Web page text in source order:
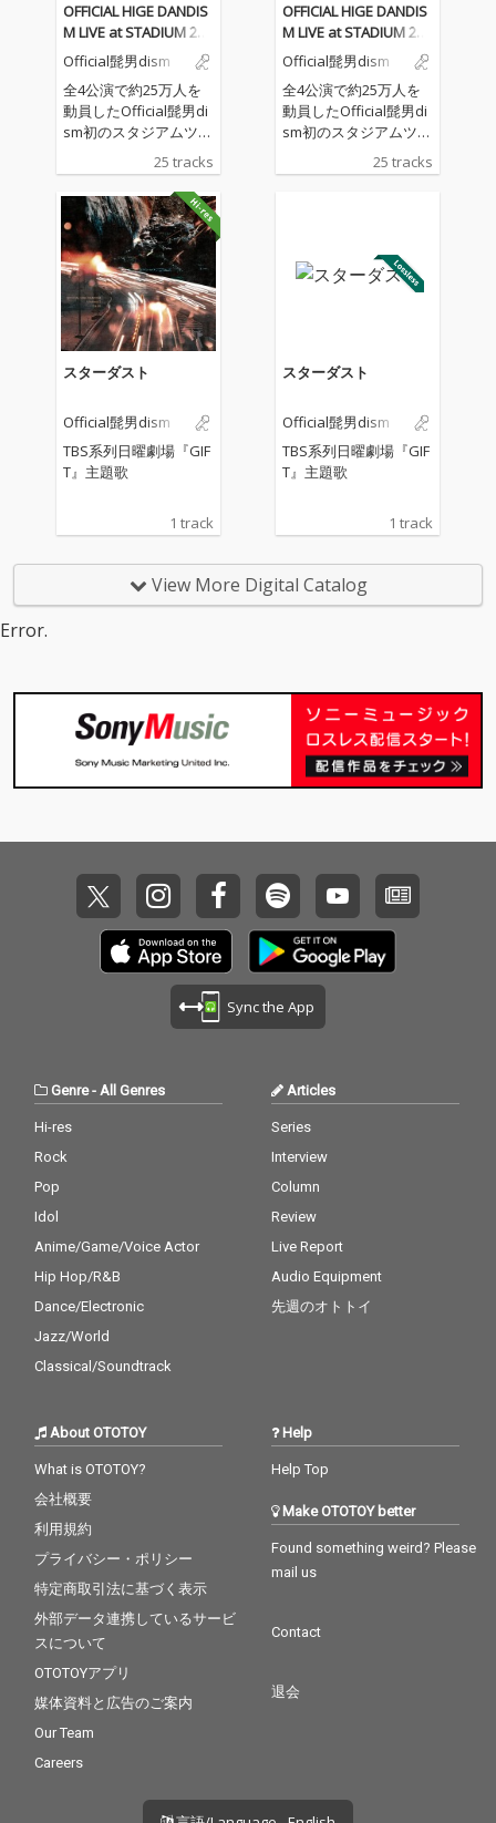
OFFICIAL HIGE DANDIS
M LIVE at STADIUM 202
5
Official髭男dism
全4公演で約25万人を
動員したOfficial髭男di
sm初のスタジアムツア
ー〈OFFICIAL HIGE DA
NDISM LIVE at STADIU
M 2025〉のツアーファ
イナル公演となる、20
25年6月1日に日産スタ
ジアムでのライブを完
全収録。本公演を劇場
版として編集された映
画は日本国内外で公開
され、10万人を動員。
25 tracks
OFFICIAL HIGE DANDIS
M LIVE at STADIUM 202
5
Official髭男dism
全4公演で約25万人を
動員したOfficial髭男di
sm初のスタジアムツア
ー〈OFFICIAL HIGE DA
NDISM LIVE at STADIU
ジアムでのライブを完
全収録。本公演を劇場
25 tracks
スターダスト
Official髭男dism
TBS系列日曜劇場『GIF
T』主題歌
1 track
スターダスト
Official髭男dism
TBS系列日曜劇場『GIF
T』主題歌
1 track
View More Digital Catalog
Error.
Sync the App
Genre- All Genres
Hi-res
Rock
Pop
Idol
Anime/Game/Voice Actor
Hip Hop/R&B
Dance/Electronic
Jazz/World
Classical/Soundtrack
Articles
Series
Interview
Column
Review
Live Report
Audio Equipment
先週のオトトイ
About OTOTOY
What is OTOTOY?
会社概要
利用規約
プライバシー・ポリシー
特定商取引法に基づく表示
外部データ連携しているサービ
スについて
OTOTOYアプリ
媒体資料と広告のご案内
Our Team
Careers
Help
Help Top
Make OTOTOY better
Found something weird? Please
mail us
Contact
退会